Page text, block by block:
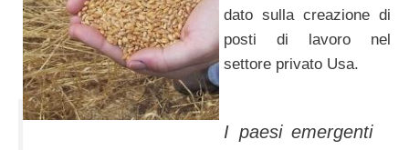
dato sulla creazione di
posti di lavoro nel
settore privato Usa.
I paesi emergenti